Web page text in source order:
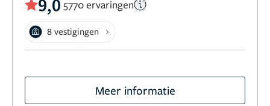
9,0 5770 ervaringen
8 vestigingen
Meer informatie